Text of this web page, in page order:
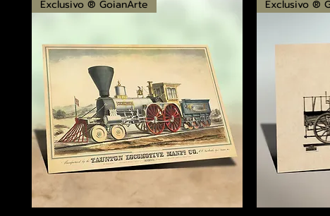
Exclusivo ® GoianArte Exclusivo ®